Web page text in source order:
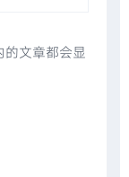
的文章都会显